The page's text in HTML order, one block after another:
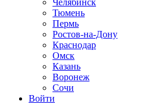
Челябинск
Тюмень
Пермь
Ростов-на-Дону
Краснодар
Омск
Казань
Воронеж
Сочи
Войти